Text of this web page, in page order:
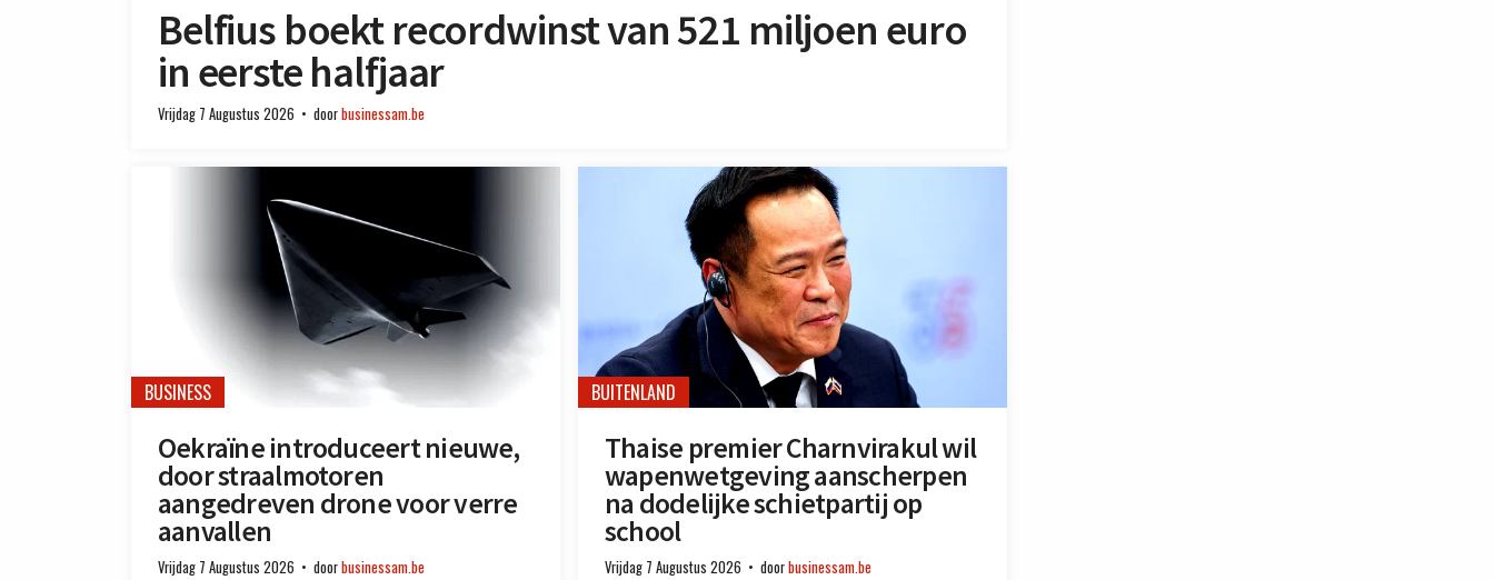
Belfius boekt recordwinst van 521 miljoen euro
in eerste halfjaar
Vrijdag 7 Augustus 2026 doorbusinessam.be
BUSINESS
Oekraïne introduceert nieuwe,
door straalmotoren
aangedreven drone voor verre
aanvallen
Vrijdag 7 Augustus 2026 doorbusinessam.be
BUITENLAND
Thaise premier Charnvirakul wil
wapenwetgeving aanscherpen
na dodelijke schietpartij op
school
Vrijdag 7 Augustus 2026 doorbusinessam.be